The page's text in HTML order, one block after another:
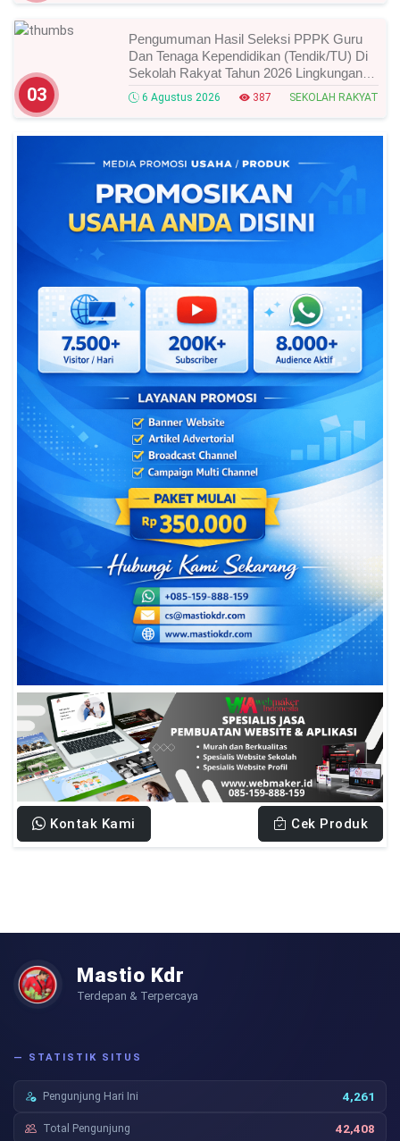
03
Pengumuman Hasil Seleksi PPPK Guru
Dan Tenaga Kependidikan (Tendik/TU) Di
Sekolah Rakyat Tahun 2026 Lingkungan
Kementerian Sosial RI, Ini Daftar Nama
Peserta Yang Lolos!
6 Agustus 2026 387 SEKOLAH RAKYAT
Kontak Kami Cek Produk
Mastio Kdr
Terdepan & Terpercaya
— STATISTIK SITUS
Pengunjung Hari Ini 4,261
Total Pengunjung 42,408